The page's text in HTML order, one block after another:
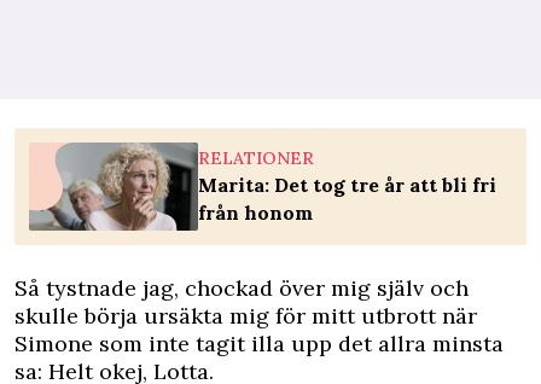
RELATIONER
Marita: Det tog tre år att bli fri
från honom
Så tystnade jag, chockad över mig själv och
skulle börja ursäkta mig för mitt utbrott när
Simone som inte tagit illa upp det allra minsta
sa: Helt okej, Lotta.